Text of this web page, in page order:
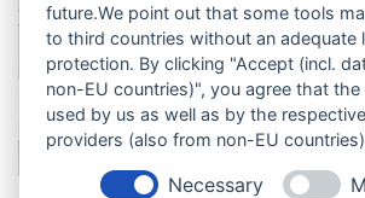
MAILINGS
future.We point out that some tools
to third countries without an adequate
protection. By clicking "Accept (incl.
non-EU countries)", you agree that
used by us as well as by the
providers (also from non-EU
Necessary